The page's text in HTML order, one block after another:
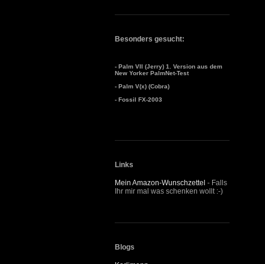
Besonders gesucht:
- Palm VII (Jerry) 1. Version aus dem
New Yorker PalmNet-Test
- Palm V(x) (Cobra)
- Fossil FX-2003
Links
Mein Amazon-Wunschzettel - Falls
Ihr mir mal was schenken wollt :-)
Blogs